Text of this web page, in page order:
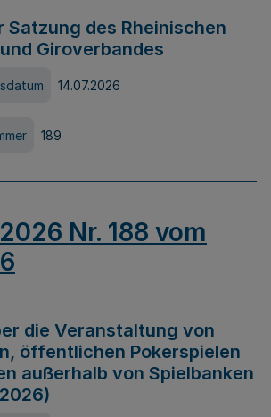
Satzung des Rheinischen
Giroverbandes
14.07.2026
189
Nr. 188 vom
die Veranstaltung von
öffentlichen Pokerspielen
außerhalb von Spielbanken